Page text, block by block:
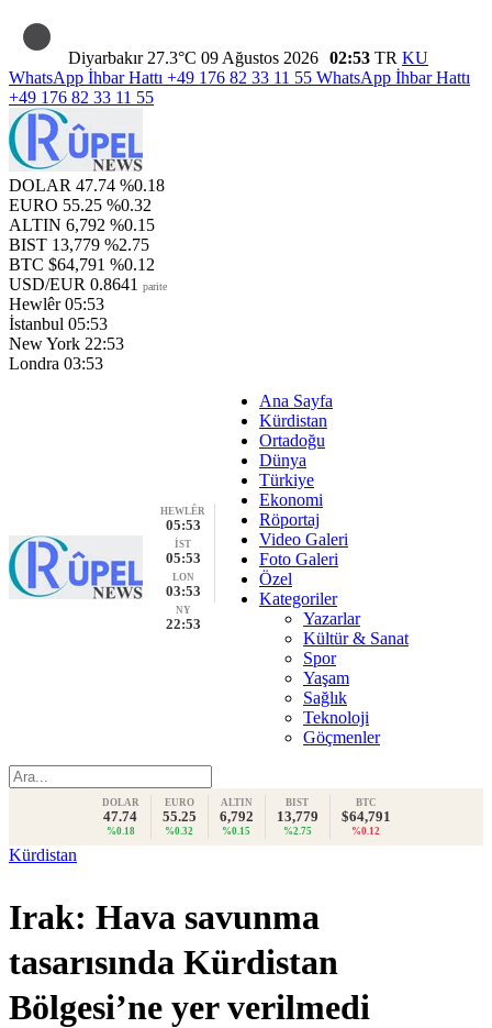
Diyarbakır 27.3°C 09 Ağustos 2026 02:53 TR KU
WhatsApp İhbar Hattı +49 176 82 33 11 55 WhatsApp İhbar Hattı
+49 176 82 33 11 55
DOLAR 47.74 %0.18
EURO 55.25 %0.32
ALTIN 6,792 %0.15
BIST 13,779 %2.75
BTC $64,791 %0.12
USD/EUR 0.8641 parite
Hewlêr 05:53
İstanbul 05:53
New York 22:53
Londra 03:53
HEWLÊR
05:53
İST
05:53
LON
03:53
NY
22:53
Ana Sayfa
Kürdistan
Ortadoğu
Dünya
Türkiye
Ekonomi
Röportaj
Video Galeri
Foto Galeri
Özel
Kategoriler
Yazarlar
Kültür & Sanat
Spor
Yaşam
Sağlık
Teknoloji
Göçmenler
DOLAR
47.74
%0.18
EURO
55.25
%0.32
ALTIN
6,792
%0.15
BIST
13,779
%2.75
BTC
$64,791
%0.12
Kürdistan
Irak: Hava savunma
tasarısında Kürdistan
Bölgesi’ne yer verilmedi